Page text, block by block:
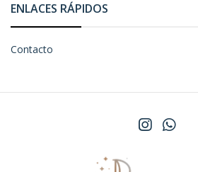
ENLACES RÁPIDOS
Contacto